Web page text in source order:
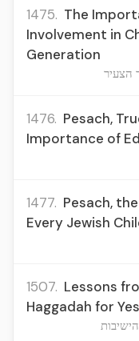
1475. The
Involvement in
Generation
הצעיר
1476. Pesach,
Importance of
1477. Pesach,
Every Jewish
1507. Lessons
Haggadah for